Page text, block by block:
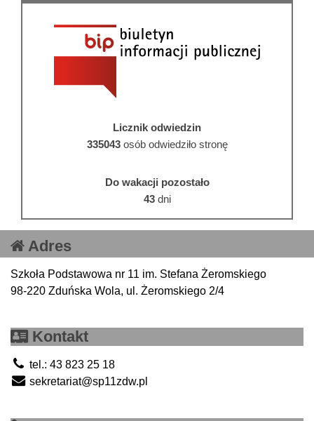
Licznik odwiedzin
335043osób odwiedziło stronę
Do wakacji pozostało
43dni
Adres
Szkoła Podstawowa nr 11 im. Stefana Żeromskiego
98-220 Zduńska Wola, ul. Żeromskiego 2/4
Kontakt
tel.: 43 823 25 18
sekretariat@sp11zdw.pl